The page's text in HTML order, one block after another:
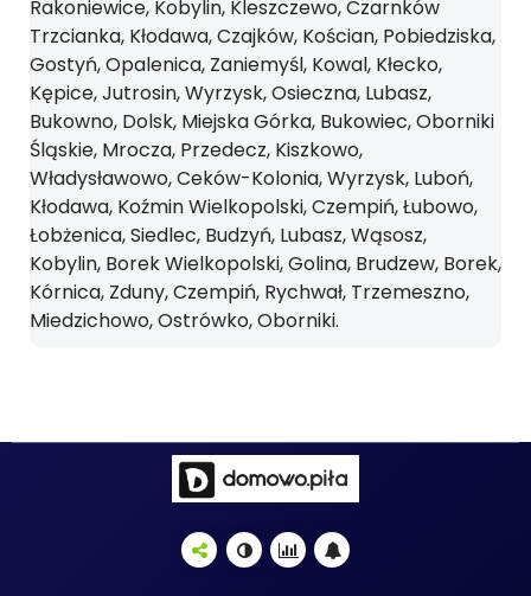
Rakoniewice, Kobylin, Kleszczewo, Czarnków
Trzcianka, Kłodawa, Czajków, Kościan, Pobiedziska,
Gostyń, Opalenica, Zaniemyśl, Kowal, Kłecko,
Kępice, Jutrosin, Wyrzysk, Osieczna, Lubasz,
Bukowno, Dolsk, Miejska Górka, Bukowiec, Oborniki
Śląskie, Mrocza, Przedecz, Kiszkowo,
Władysławowo, Ceków-Kolonia, Wyrzysk, Luboń,
Kłodawa, Koźmin Wielkopolski, Czempiń, Łubowo,
Łobżenica, Siedlec, Budzyń, Lubasz, Wąsosz,
Kobylin, Borek Wielkopolski, Golina, Brudzew, Borek,
Kórnica, Zduny, Czempiń, Rychwał, Trzemeszno,
Miedzichowo, Ostrówko, Oborniki.